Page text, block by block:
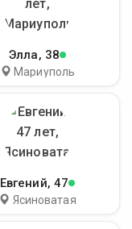
Элла, 38
Мариуполь
Евгений, 47
Ясиноватая